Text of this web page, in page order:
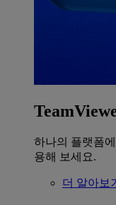
하나의 플랫폼
용해 보세요.
더 알아보기